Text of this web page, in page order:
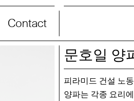
Contact
문호일 양
피라미드 건설 노
양파는 각종 요리